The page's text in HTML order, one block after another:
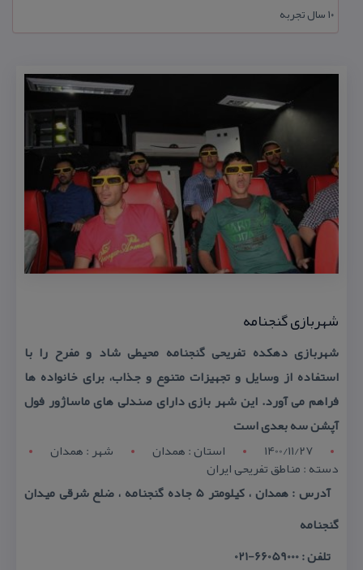
۱۰ سال تجربه
شهربازی گنجنامه
شهربازی دهكده تفریحی گنجنامه محیطی شاد و مفرح را با
استفاده از وسایل و تجهیزات متنوع و جذاب، برای خانواده ها
فراهم می آورد. این شهر بازی دارای صندلی های ماساژور فول
آپشن سه بعدی است
1400/11/27
استان : همدان شهر : همدان
دسته : مناطق تفریحی ایران
آدرس : همدان ، كیلومتر 5 جاده گنجنامه ، ضلع شرقی میدان
گنجنامه
تلفن : 66059000-021